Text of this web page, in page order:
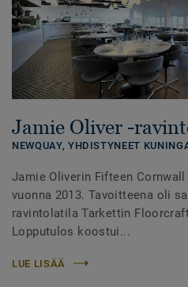
Jamie Oliver -
NEWQUAY, YHDISTYNEET
Jamie Oliverin Fifteen
vuonna 2013. Tavoitteena oli
ravintolatila Tarkettin
Lopputulos koostui...
LUE LISÄÄ